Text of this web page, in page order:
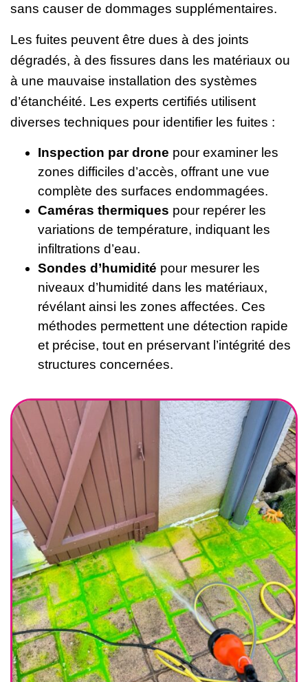
sans causer de dommages supplémentaires.
Les fuites peuvent être dues à des joints
dégradés, à des fissures dans les matériaux ou
à une mauvaise installation des systèmes
d’étanchéité. Les experts certifiés utilisent
diverses techniques pour identifier les fuites :
Inspection par drone pour examiner les
zones difficiles d’accès, offrant une vue
complète des surfaces endommagées.
Caméras thermiques pour repérer les
variations de température, indiquant les
infiltrations d’eau.
Sondes d’humidité pour mesurer les
niveaux d’humidité dans les matériaux,
révélant ainsi les zones affectées. Ces
méthodes permettent une détection rapide
et précise, tout en préservant l’intégrité des
structures concernées.